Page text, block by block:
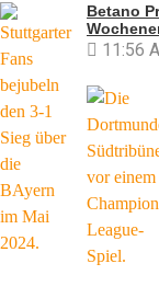
Betano
11:56